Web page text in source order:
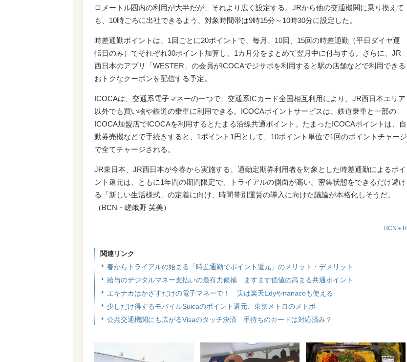
ロメートル圏内の利用が大半だが、それより広く設定する。JRから他の交通機関に乗り換えて
も、10時ごろに出社できるよう、対象時間帯は9時15分～10時30分に設定した。
時差通勤ポイントは、1回ごとに20ポイントで、毎月、10回、15回の時差通勤（平日ダイヤ運
転日のみ）でそれぞれ30ポイント加算し、1カ月分をまとめて翌月中に付与する。さらに、JR
西日本のアプリ「WESTER」の会員がICOCAでジサポを利用すると駅の店舗などで利用できる
おトクなクーポンを配信する予定。
ICOCAは、交通系電子マネーの一つで、交通系ICカード全国相互利用により、JR西日本エリア
以外でも買い物や鉄道の乗車に利用できる。ICOCAポイントサービスは、鉄道乗車と一部の
ICOCA加盟店でICOCAを利用するとたまる沿線共通ポイント。たまったICOCAポイントは、自
動券売機などで手続きすると、1ポイント1円として、10ポイント単位で1回のポイントチャージ
で全てチャージされる。
JR東日本、JR西日本が今春から実施する、通勤定期券利用者を対象とした時差通勤によるポイ
ント還元は、ともに1年間の期間限定で、トライアルの側面が高い。密集状態をできるだけ避け
る「新しい生活様式」の定着に向け、時間帯別運賃の導入に向けた議論が本格化しそうだ。
（BCN・嵯峨野 芙美）
BCN＋R
関連リンク
春からトライアルの始まる「時差通勤でポイント還元」のメリット・デメリット
給与のデジタルマネー支払いの最有力候補 ますます価値の高まる共通ポイント
エキナカはかざすだけの電子マネーで！ 実は楽天Edyやnanacoも使える
少しだけ得するモバイルSuicaのポイント還元、東京メトロのメトポ
公共交通機関にも広がるVisaのタッチ決済 手持ちのカードは対応済み？